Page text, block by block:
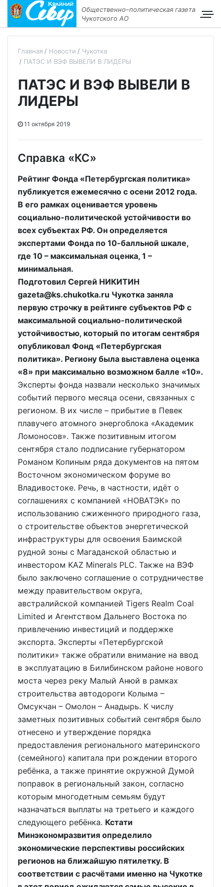
Общественно–политическая газета
Чукотского АО
Главная Новости
Чукотка
ПАТЭС И ВЭФ ВЫВЕЛИ В ЛИДЕРЫ
ПАТЭС И ВЭФ ВЫВЕЛИ В
ЛИДЕРЫ
11 октября 2019
Справка «КС»
Рейтинг Фонда «Петербургская политика»
публикуется ежемесячно с осени 2012 года.
В его рамках оценивается уровень
социально-политической устойчивости во
всех субъектах РФ. Он определяется
экспертами Фонда по 10-балльной шкале,
где 10 – максимальная оценка, 1 –
минимальная.
Подготовил Сергей НИКИТИН
gazeta@ks.chukotka.ru Чукотка заняла
первую строчку в рейтинге субъектов РФ с
максимальной социально-политической
устойчивостью, который по итогам сентября
опубликовал Фонд «Петербургская
политика». Региону была выставлена оценка
«8» при максимально возможном балле «10».
Эксперты фонда назвали несколько значимых
событий первого месяца осени, связанных с
регионом. В их числе – прибытие в Певек
плавучего атомного энергоблока «Академик
Ломоносов». Также позитивным итогом
сентября стало подписание губернатором
Романом Копиным ряда документов на пятом
Восточном экономическом форуме во
Владивостоке. Речь, в частности, идёт о
соглашениях с компанией «НОВАТЭК» по
использованию сжиженного природного газа,
о строительстве объектов энергетической
инфраструктуры для освоения Баимской
рудной зоны с Магаданской областью и
инвестором KAZ Minerals PLC. Также на ВЭФ
было заключено соглашение о сотрудничестве
между правительством округа,
австралийской компанией Tigers Realm Coal
Limited и Агентством Дальнего Востока по
привлечению инвестиций и поддержке
экспорта. Эксперты «Петербургской
политики» также обратили внимание на ввод
в эксплуатацию в Билибинском районе нового
моста через реку Малый Анюй в рамках
строительства автодороги Колыма –
Омсукчан – Омолон – Анадырь. К числу
заметных позитивных событий сентября было
отнесено и утверждение порядка
предоставления регионального материнского
(семейного) капитала при рождении второго
ребёнка, а также принятие окружной Думой
поправок в региональный закон, согласно
которым многодетным семьям будут
назначаться выплаты на третьего и каждого
следующего ребёнка. Кстати
Минэкономразвития определило
экономические перспективы российских
регионов на ближайшую пятилетку. В
соответствии с расчётами именно на Чукотке